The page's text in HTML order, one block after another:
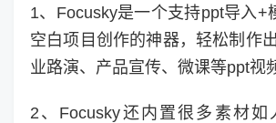
1、Focusky是一个支持ppt导入+
空白项目创作的神器，轻松制作
业路演、产品宣传、微课等ppt视
2、Focusky还内置很多素材如